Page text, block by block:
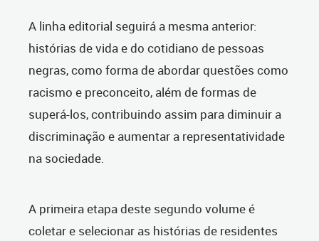
A linha editorial seguirá a mesma anterior:
histórias de vida e do cotidiano de pessoas
negras, como forma de abordar questões como
racismo e preconceito, além de formas de
superá-los, contribuindo assim para diminuir a
discriminação e aumentar a representatividade
na sociedade.
A primeira etapa deste segundo volume é
coletar e selecionar as histórias de residentes